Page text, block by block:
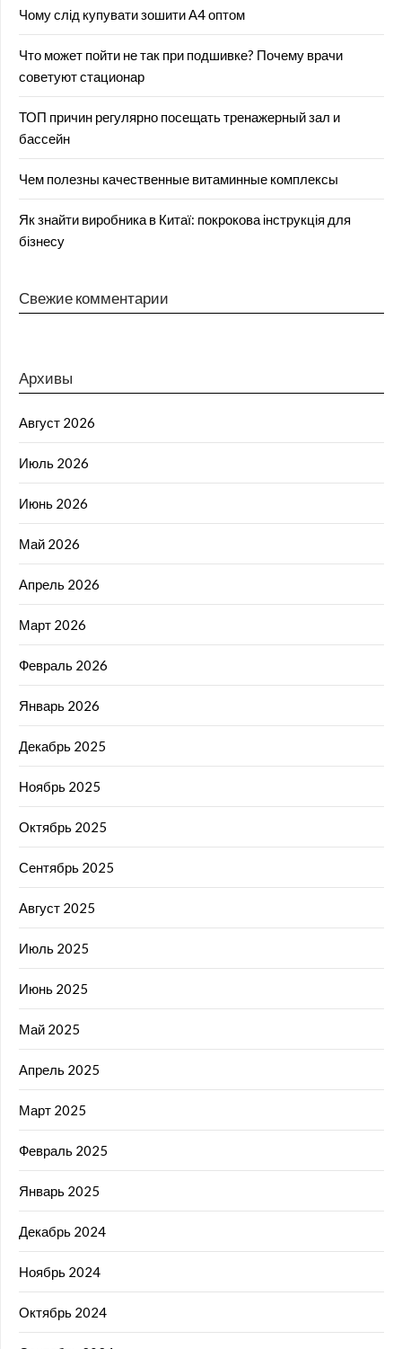
Чому слід купувати зошити А4 оптом
Что может пойти не так при подшивке? Почему врачи
советуют стационар
ТОП причин регулярно посещать тренажерный зал и
бассейн
Чем полезны качественные витаминные комплексы
Як знайти виробника в Китаї: покрокова інструкція для
бізнесу
Свежие комментарии
Архивы
Август 2026
Июль 2026
Июнь 2026
Май 2026
Апрель 2026
Март 2026
Февраль 2026
Январь 2026
Декабрь 2025
Ноябрь 2025
Октябрь 2025
Сентябрь 2025
Август 2025
Июль 2025
Июнь 2025
Май 2025
Апрель 2025
Март 2025
Февраль 2025
Январь 2025
Декабрь 2024
Ноябрь 2024
Октябрь 2024